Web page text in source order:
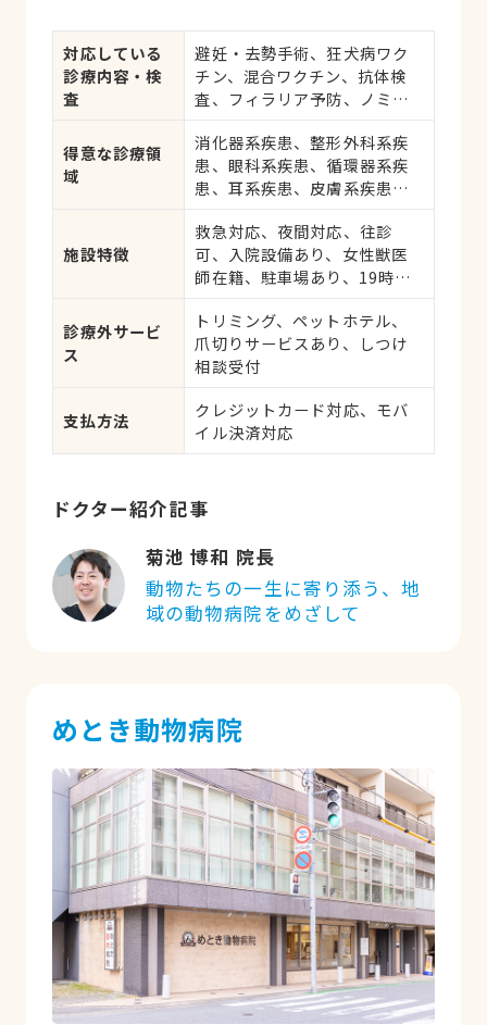
対応している
診療内容・検
査
避妊・去勢手術、狂犬病ワク
チン、混合ワクチン、抗体検
査、フィラリア予防、ノミ・
応、健康診断、各種検査、外
科手術
得意な診療領
域
消化器系疾患、整形外科系疾
患、眼科系疾患、循環器系疾
患、耳系疾患、皮膚系疾患、
ん
施設特徴
救急対応、夜間対応、往診
可、入院設備あり、女性獣医
師在籍、駐車場あり、19時以
曜診療、祝日診療
診療外サービ
ス
トリミング、ペットホテル、
爪切りサービスあり、しつけ
相談受付
支払方法
クレジットカード対応、モバ
イル決済対応
ドクター紹介記事
菊池 博和 院長
動物たちの一生に寄り添う、地
域の動物病院をめざして
めとき動物病院